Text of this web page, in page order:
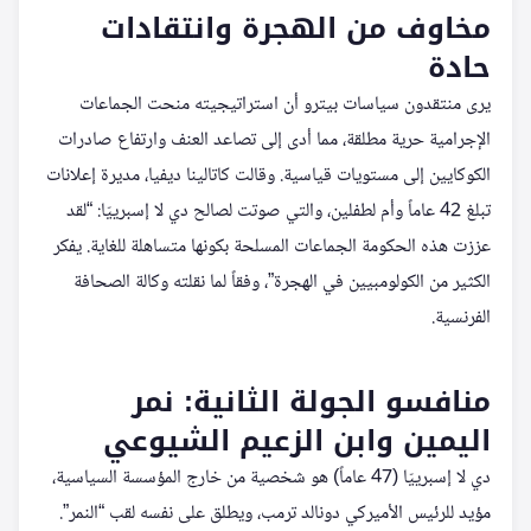
مخاوف من الهجرة وانتقادات
حادة
يرى منتقدون سياسات بيترو أن استراتيجيته منحت الجماعات
الإجرامية حرية مطلقة، مما أدى إلى تصاعد العنف وارتفاع صادرات
الكوكايين إلى مستويات قياسية. وقالت كاتالينا ديفيا، مديرة إعلانات
تبلغ 42 عاماً وأم لطفلين، والتي صوتت لصالح دي لا إسبرييّا: “لقد
عززت هذه الحكومة الجماعات المسلحة بكونها متساهلة للغاية. يفكر
الكثير من الكولومبيين في الهجرة”، وفقاً لما نقلته وكالة الصحافة
الفرنسية.
منافسو الجولة الثانية: نمر
اليمين وابن الزعيم الشيوعي
دي لا إسبرييّا (47 عاماً) هو شخصية من خارج المؤسسة السياسية،
مؤيد للرئيس الأميركي دونالد ترمب، ويطلق على نفسه لقب “النمر”.